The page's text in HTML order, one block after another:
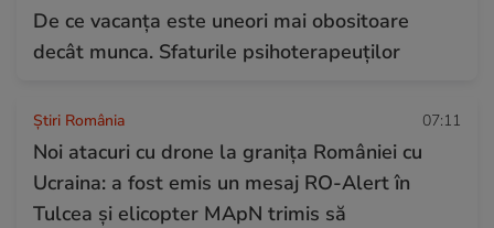
De ce vacanța este uneori mai obositoare
decât munca. Sfaturile psihoterapeuților
Știri România 07:11
Noi atacuri cu drone la granița României cu
Ucraina: a fost emis un mesaj RO-Alert în
Tulcea și elicopter MApN trimis să